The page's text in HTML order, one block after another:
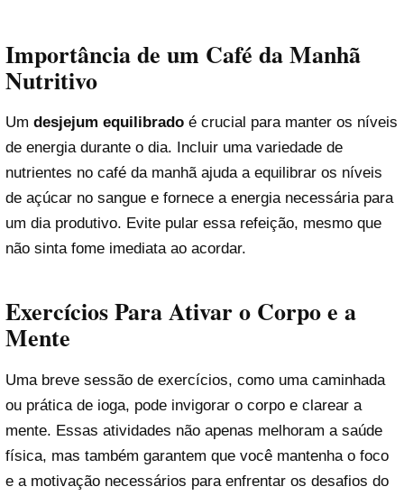
Importância de um Café da Manhã
Nutritivo
Um desjejum equilibrado é crucial para manter os níveis
de energia durante o dia. Incluir uma variedade de
nutrientes no café da manhã ajuda a equilibrar os níveis
de açúcar no sangue e fornece a energia necessária para
um dia produtivo. Evite pular essa refeição, mesmo que
não sinta fome imediata ao acordar.
Exercícios Para Ativar o Corpo e a
Mente
Uma breve sessão de exercícios, como uma caminhada
ou prática de ioga, pode invigorar o corpo e clarear a
mente. Essas atividades não apenas melhoram a saúde
física, mas também garantem que você mantenha o foco
e a motivação necessários para enfrentar os desafios do